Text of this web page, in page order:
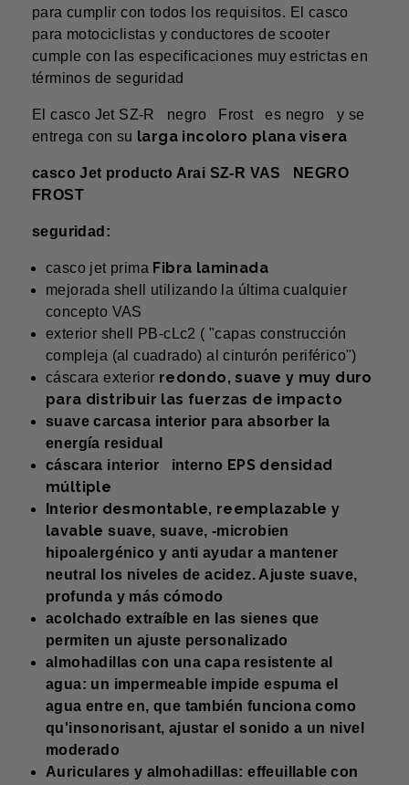
para cumplir con todos los requisitos. El casco
para motociclistas y conductores de scooter
cumple con las especificaciones muy estrictas en
términos de seguridad
El casco Jet SZ-R negro Frost es negro
y se
entrega con su larga incoloro plana visera
casco Jet producto Arai SZ-R VAS NEGRO
FROST
seguridad:
casco jet prima Fibra laminada
mejorada shell utilizando la última cualquier
concepto VAS
exterior shell PB-cLc2 ( "capas construcción
compleja (al cuadrado) al cinturón periférico")
cáscara exterior redondo, suave y muy duro
para distribuir las fuerzas de impacto
suave carcasa interior para absorber la
energía residual
cáscara interior interno EPS densidad
múltiple
Interior desmontable, reemplazable y
lavablesuave, suave, -microbien
hipoalergénico y anti ayudar a mantener
neutral los niveles de acidez. Ajuste suave,
profunda y más cómodo
acolchado extraíble en las sienes que
permiten un ajuste personalizado
almohadillas con una capa resistente al
agua: un impermeable impide espuma el
agua entre en, que también funciona como
qu'insonorisant, ajustar el sonido a un nivel
moderado
Auriculares y almohadillas: effeuillable con